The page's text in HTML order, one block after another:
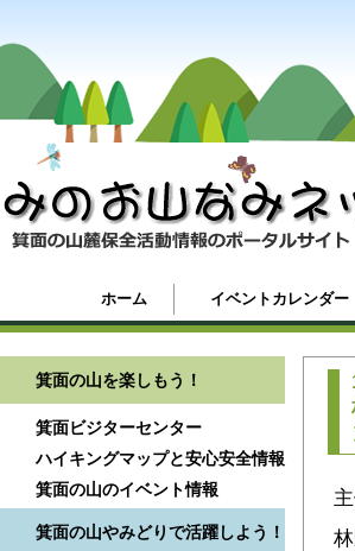
ホーム イベントカレンダー
箕面の山を楽しもう！
箕面ビジターセンター
ハイキングマップと安心安全情報
箕面の山のイベント情報
箕面の山やみどりで活躍しよう！